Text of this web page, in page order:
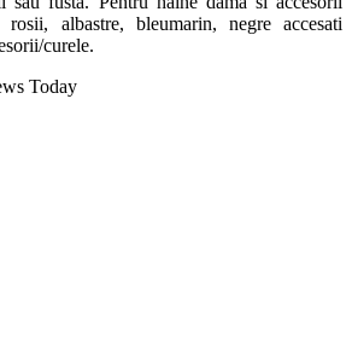
albastre, bleumarin, negre accesati
curele.
Today